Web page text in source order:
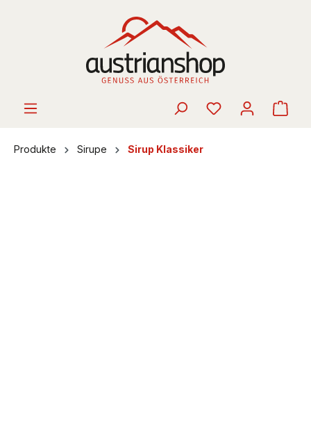
Produkte Sirupe Sirup Klassiker